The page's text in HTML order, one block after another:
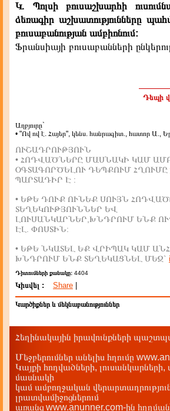
Կ. Պոլսի բուսաշխարհի
ձեռագիր աշխատությունները
բուսաբանության ամբիոնում:
Ֆրանսիայի բուսաբանների
Դեպի
Աղբյուրը`
• "Ով ով է. Հայեր", կենս. հանրագիտ., հատոր Ա.,
ՈՒՇԱԴՐՈՒԹՅՈՒՆ
• ՀՈԴՎԱԾՆԵՐԸ ՄԱՍՆԱԿԻ ԿԱՄ
ՕԳՏԱԳՈՐԾԵԼՈՒ ԴԵՊՔՈՒՄ ՀՂՈՒՄԸ
ՊԱՐՏԱԴԻՐ Է :
• ԵԹԵ ԴՈՒՔ ՈՒՆԵՔ ՍՈՒՅՆ
ՏԵՂԵԿՈՒԹՅՈՒՆՆԵՐ ԵՎ
ԼՈՒՍԱՆԿԱՐՆԵՐ,ԽՆԴՐՈՒՄ ԵՆՔ
ԷԼ. ՓՈՍՏԻՆ:
• ԵԹԵ ՆԿԱՏԵԼ ԵՔ ՎՐԻՊԱԿ ԿԱՄ
ԽՆԴՐՈՒՄ ԵՆՔ ՏԵՂԵԿԱՑՆԵԼ ՄԵԶ`
Դիտումների քանակը: 4404
Կիսվել : Share
Կարծիքներ և մեկնաբանություններ
Հեղինակային իրավունքների
Մեջբերումներ անելիս հղումը
Կայքի հոդվածների,
մասնակի
կամ ամբողջական
լրատվամիջոցներում
առանց www.anunner.com-ին